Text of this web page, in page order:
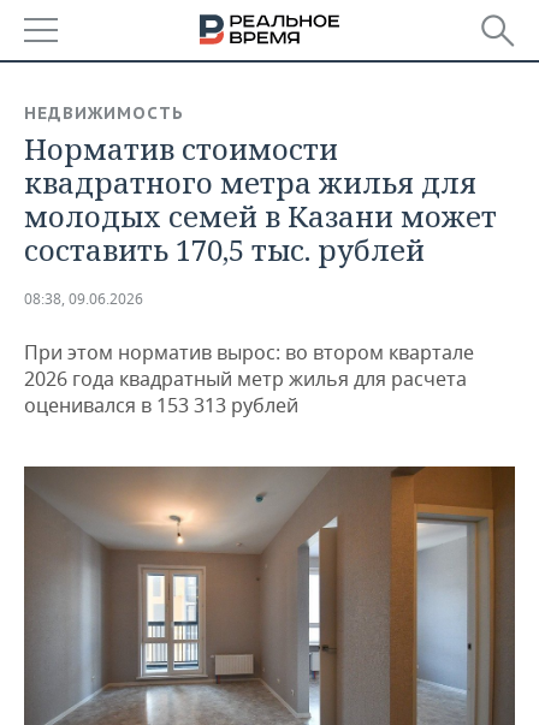
БАШКОРТОСТАН
ТАТАРСТАН
УДМУРТИЯ
НОВОСТИ
АНАЛИТИКА
НОВОСТИ АНАЛИТИКИ
ДЕКЛАРАЦИИ О ДОХОДАХ
КОРОЛИ ГОСЗАКАЗА ПФО
ВУЗЫ ТАТАРСТАНА
КОМУ ПРИНАДЛЕЖАТ
ТОРГОВЫЕ ЦЕНТРЫ
ТАТАРСТАНА
ЭКОНОМИКА
НОВОСТИ ЭКОНОМИКИ
ФИНАНСЫ
БАНКИ
БЮДЖЕТ
ИНВЕСТИЦИИ
ПРОМЫШЛЕННОСТЬ
НОВОСТИ
ПРОМЫШЛЕННОСТИ
МАШИНОСТРОЕНИЕ
НЕФТЕХИМИЯ
ЭНЕРГЕТИКА
НЕДВИЖИМОСТЬ
НОВОСТИ НЕДВИЖИМОСТИ
АВТО
НОВОСТИ АВТО
БИЗНЕС
НОВОСТИ БИЗНЕСА
РОЗНИЧНАЯ ТОРГОВЛЯ
ТРАНСПОРТ
УСЛУГИ
ТЕХНОЛОГИИ
НОВОСТИ ТЕХНОЛОГИЙ
МЕДИА
МЕРОПРИЯТИЯ
НОВОСТИ МЕРОПРИЯТИЙ
ВЫЕЗДНАЯ РЕДАКЦИЯ
НОВОСТИ СПОРТА
ОБЩЕСТВО
НЕДВИЖИМОСТЬ
Норматив стоимости
квадратного метра жилья для
молодых семей в Казани может
составить 170,5 тыс. рублей
08:38, 09.06.2026
При этом норматив вырос: во втором квартале
2026 года квадратный метр жилья для расчета
оценивался в 153 313 рублей